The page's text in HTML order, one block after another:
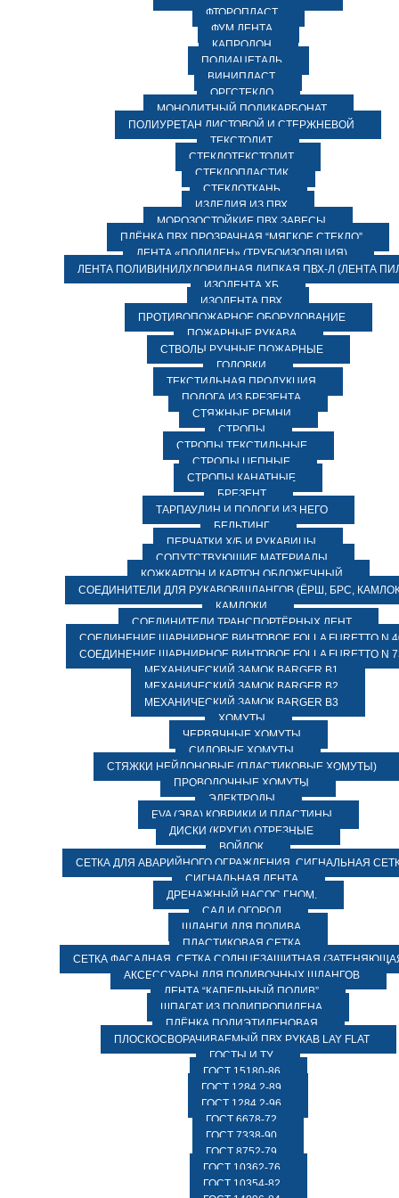
ФТОРОПЛАСТ
ФУМ ЛЕНТА
КАПРОЛОН
ПОЛИАЦЕТАЛЬ
ВИНИПЛАСТ
ОРГСТЕКЛО
МОНОЛИТНЫЙ ПОЛИКАРБОНАТ
ПОЛИУРЕТАН ЛИСТОВОЙ И СТЕРЖНЕВОЙ
ТЕКСТОЛИТ
СТЕКЛОТЕКСТОЛИТ
СТЕКЛОПЛАСТИК
СТЕКЛОТКАНЬ
ИЗДЕЛИЯ ИЗ ПВХ
МОРОЗОСТОЙКИЕ ПВХ ЗАВЕСЫ
ПЛЁНКА ПВХ ПРОЗРАЧНАЯ “МЯГКОЕ СТЕКЛО”
ЛЕНТА «ПОЛИЛЕН» (ТРУБОИЗОЛЯЦИЯ)
ЛЕНТА ПОЛИВИНИЛХЛОРИДНАЯ ЛИПКАЯ ПВХ-Л (ЛЕНТА
ИЗОЛЕНТА ХБ
ИЗОЛЕНТА ПВХ
ПРОТИВОПОЖАРНОЕ ОБОРУДОВАНИЕ
ПОЖАРНЫЕ РУКАВА
СТВОЛЫ РУЧНЫЕ ПОЖАРНЫЕ
ГОЛОВКИ
ТЕКСТИЛЬНАЯ ПРОДУКЦИЯ
ПОЛОГА ИЗ БРЕЗЕНТА
СТЯЖНЫЕ РЕМНИ
СТРОПЫ
СТРОПЫ ТЕКСТИЛЬНЫЕ
СТРОПЫ ЦЕПНЫЕ
СТРОПЫ КАНАТНЫЕ
БРЕЗЕНТ
ТАРПАУЛИН И ПОЛОГИ ИЗ НЕГО
БЕЛЬТИНГ
ПЕРЧАТКИ Х/Б И РУКАВИЦЫ
СОПУТСТВУЮЩИЕ МАТЕРИАЛЫ
КОЖКАРТОН И КАРТОН ОБЛОЖЕЧНЫЙ
СОЕДИНИТЕЛИ ДЛЯ РУКАВОВ/ШЛАНГОВ (ЁРШ, БРС,
КАМЛОКИ
СОЕДИНИТЕЛИ ТРАНСПОРТЁРНЫХ ЛЕНТ
СОЕДИНЕНИЕ ШАРНИРНОЕ ВИНТОВОЕ FOLLA FURETTO N
СОЕДИНЕНИЕ ШАРНИРНОЕ ВИНТОВОЕ FOLLA FURETTO N
МЕХАНИЧЕСКИЙ ЗАМОК BARGER B1
МЕХАНИЧЕСКИЙ ЗАМОК BARGER B2
МЕХАНИЧЕСКИЙ ЗАМОК BARGER B3
ХОМУТЫ
ЧЕРВЯЧНЫЕ ХОМУТЫ
СИЛОВЫЕ ХОМУТЫ
СТЯЖКИ НЕЙЛОНОВЫЕ (ПЛАСТИКОВЫЕ ХОМУТЫ)
ПРОВОЛОЧНЫЕ ХОМУТЫ
ЭЛЕКТРОДЫ
EVA (ЭВА) КОВРИКИ И ПЛАСТИНЫ
ДИСКИ (КРУГИ) ОТРЕЗНЫЕ
ВОЙЛОК
СЕТКА ДЛЯ АВАРИЙНОГО ОГРАЖДЕНИЯ, СИГНАЛЬНАЯ
СИГНАЛЬНАЯ ЛЕНТА
ДРЕНАЖНЫЙ НАСОС ГНОМ.
САД И ОГОРОД
ШЛАНГИ ДЛЯ ПОЛИВА
ПЛАСТИКОВАЯ СЕТКА
СЕТКА ФАСАДНАЯ. СЕТКА СОЛНЦЕЗАЩИТНАЯ
АКСЕССУАРЫ ДЛЯ ПОЛИВОЧНЫХ ШЛАНГОВ
ЛЕНТА “КАПЕЛЬНЫЙ ПОЛИВ”
ШПАГАТ ИЗ ПОЛИПРОПИЛЕНА
ПЛЁНКА ПОЛИЭТИЛЕНОВАЯ
ПЛОСКОСВОРАЧИВАЕМЫЙ ПВХ РУКАВ LAY FLAT
ГОСТЫ И ТУ
ГОСТ 15180-86
ГОСТ 1284.2-89
ГОСТ 1284.2-96
ГОСТ 6678-72
ГОСТ 7338-90
ГОСТ 8752-79
ГОСТ 10362-76
ГОСТ 10354-82